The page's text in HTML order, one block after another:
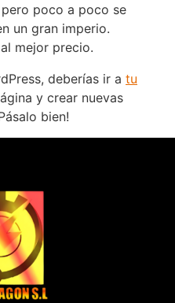
poco a poco se
un gran imperio.
mejor precio.
deberías ir a tu
y crear nuevas
bien!